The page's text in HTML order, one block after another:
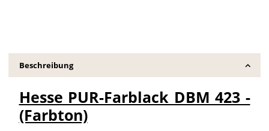
Beschreibung
Hesse PUR-Farblack DBM 423 -
(Farbton)